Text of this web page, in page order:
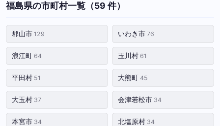
福島県の市町村一覧（59 件）
郡山市 129 いわき市 76
浪江町 64 玉川村 61
平田村 51 大熊町 45
大玉村 37 会津若松市 34
本宮市 34 北塩原村 34